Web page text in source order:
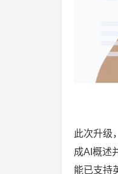
此次升级
成AI概述
能已支持